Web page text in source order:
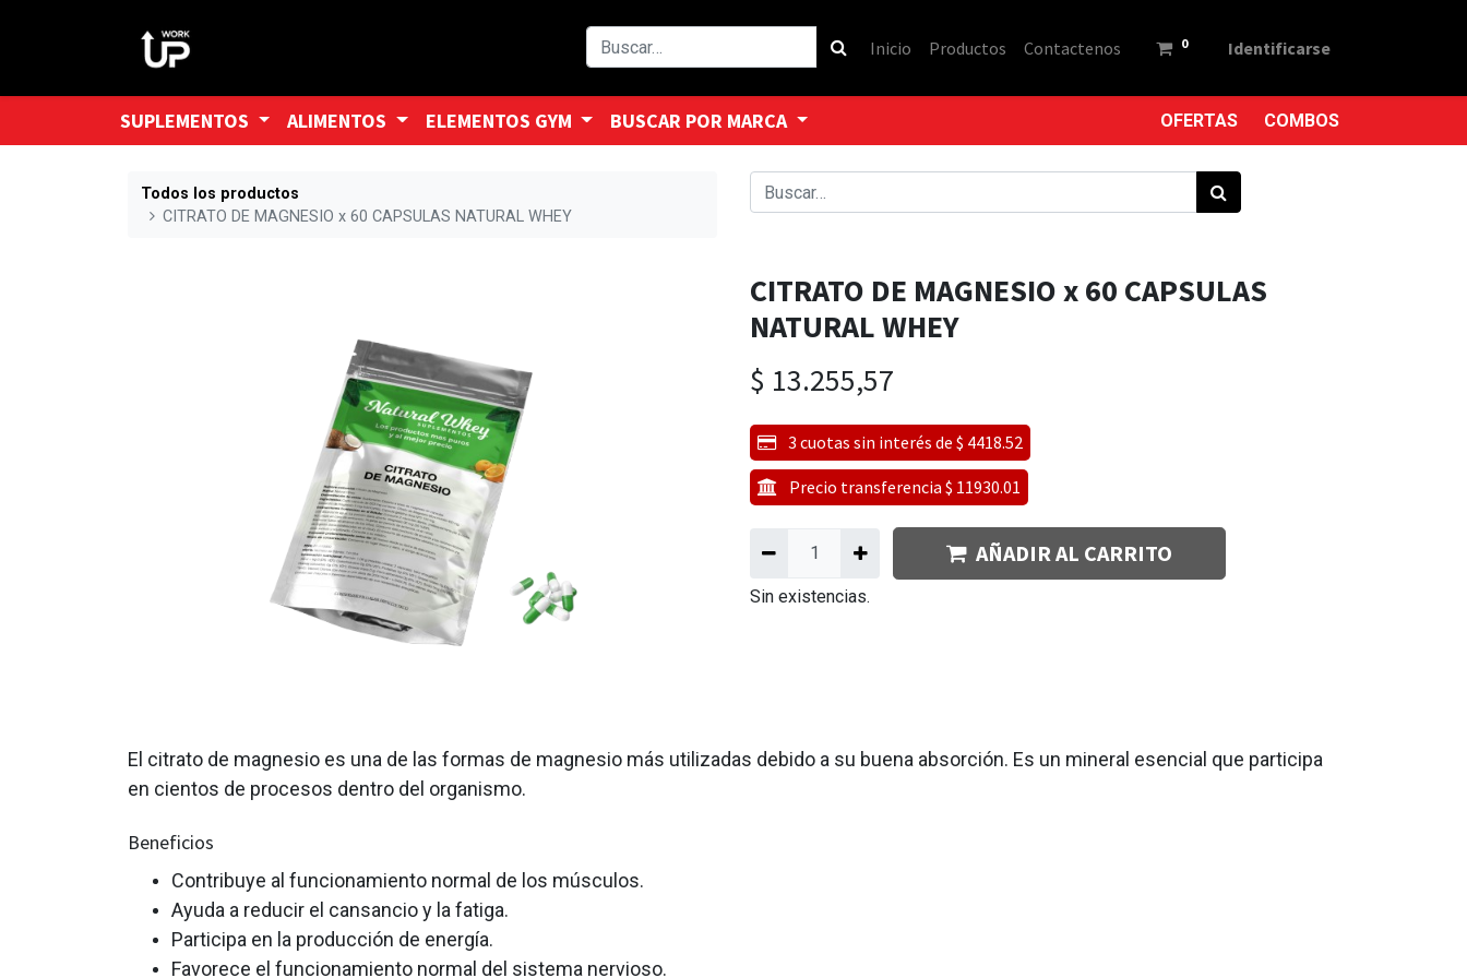
Inicio Productos Contactenos 0 Identificarse
SUPLEMENTOS ALIMENTOS ELEMENTOS GYM BUSCAR POR MARCA OFERTAS COMBOS
Todos los productos
CITRATO DE MAGNESIO x 60 CAPSULAS NATURAL WHEY
CITRATO DE MAGNESIO x 60 CAPSULAS
NATURAL WHEY
$ 13.255,57
3 cuotas sin interés de $ 4418.52
Precio transferencia $ 11930.01
AÑADIR AL CARRITO
Sin existencias.
El citrato de magnesio es una de las formas de magnesio más utilizadas debido a su buena absorción. Es un mineral esencial que participa
en cientos de procesos dentro del organismo.
Beneficios
Contribuye al funcionamiento normal de los músculos.
Ayuda a reducir el cansancio y la fatiga.
Participa en la producción de energía.
Favorece el funcionamiento normal del sistema nervioso.